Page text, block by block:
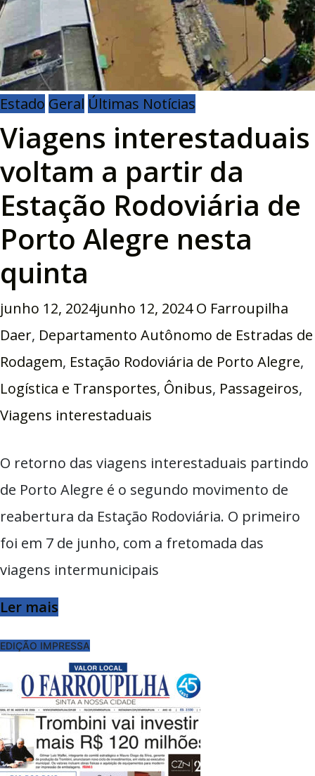
Estado Geral Últimas Notícias
Viagens interestaduais
voltam a partir da
Estação Rodoviária de
Porto Alegre nesta
quinta
junho 12, 2024junho 12, 2024 O Farroupilha
Daer, Departamento Autônomo de Estradas de
Rodagem, Estação Rodoviária de Porto Alegre,
Logística e Transportes, Ônibus, Passageiros,
Viagens interestaduais
O retorno das viagens interestaduais partindo
de Porto Alegre é o segundo movimento de
reabertura da Estação Rodoviária. O primeiro
foi em 7 de junho, com a fretomada das
viagens intermunicipais
Ler mais
EDIÇÃO IMPRESSA